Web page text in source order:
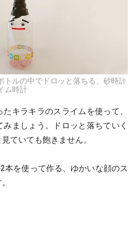
トルの中でドロッと落ちる、砂時計
ム時計
キラキラのスライムを使って、
ましょう。ドロッと落ちていく
ていても飽きません。
本を使って作る、ゆかいな顔のス